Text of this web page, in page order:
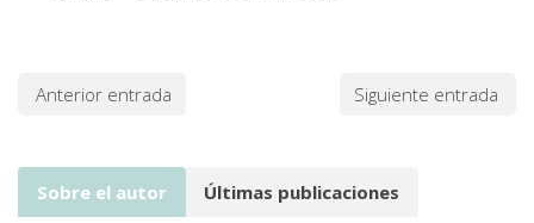
Anterior entrada Siguiente entrada
Sobre el autor Últimas publicaciones